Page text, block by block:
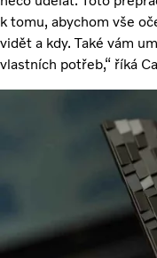
k tomu, abychom vše
vidět a kdy. Také vám
vlastních potřeb,“ říká